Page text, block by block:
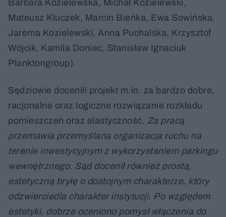
Barbara Kozielewska, Michał Kozielewski,
Mateusz Kluczek, Marcin Bieńka, Ewa Sowińska,
Jarema Kozielewski, Anna Puchalska, Krzysztof
Wójcik, Kamila Doniec, Stanisław Ignaciuk
Planktongroup).
Sędziowie docenili projekt m.in. za bardzo dobre,
racjonalne oraz logiczne rozwiązanie rozkładu
pomieszczeń oraz elastyczność. Za pracą
przemawia przemyślana organizacja ruchu na
terenie inwestycyjnym z wykorzystaniem parkingu
wewnętrznego. Sąd docenił również prostą,
estetyczną bryłę o dostojnym charakterze, który
odzwierciedla charakter instytucji. Po względem
estetyki, dobrze oceniono pomysł włączenia do